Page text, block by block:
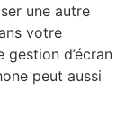
une autre
votre
d’écran
peut aussi